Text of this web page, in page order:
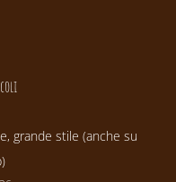
grande stile (anche su